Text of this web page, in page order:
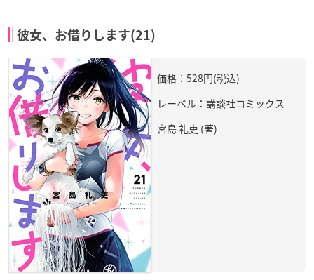
彼女、お借りします(21)
価格：528円(税込)
レーベル：講談社コミックス
宮島 礼吏 (著)